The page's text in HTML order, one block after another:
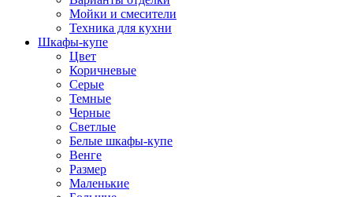
Мойки и смесители
Техника для кухни
Шкафы-купе
Цвет
Коричневые
Серые
Темные
Черные
Светлые
Белые шкафы-купе
Венге
Размер
Маленькие